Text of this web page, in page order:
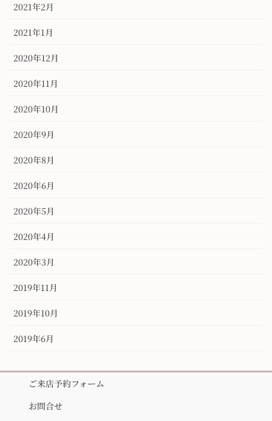
2021年2月
2021年1月
2020年12月
2020年11月
2020年10月
2020年9月
2020年8月
2020年6月
2020年5月
2020年4月
2020年3月
2019年11月
2019年10月
2019年6月
ご来店予約フォーム
お問合せ